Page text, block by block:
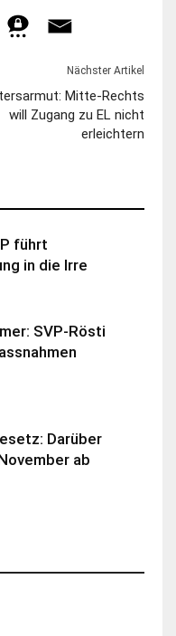
Nächster Artikel
Mitte-Rechts
will Zugang zu EL nicht
erleichtern
führt
in die Irre
SVP-Rösti
Darüber
ab